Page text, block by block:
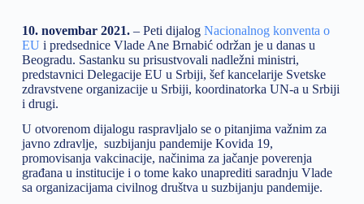
10. novembar 2021.– Peti dijalog Nacionalnog konventa o
EU i predsednice Vlade Ane Brnabić održan je u danas u
Beogradu. Sastanku su prisustvovali nadležni ministri,
predstavnici Delegacije EU u Srbiji, šef kancelarije Svetske
zdravstvene organizacije u Srbiji, koordinatorka UN-a u Srbiji
i drugi.
U otvorenom dijalogu raspravljalo se o pitanjima važnim za
javno zdravlje, suzbijanju pandemije Kovida 19,
promovisanja vakcinacije, načinima za jačanje poverenja
građana u institucije i o tome kako unaprediti saradnju Vlade
sa organizacijama civilnog društva u suzbijanju pandemije.